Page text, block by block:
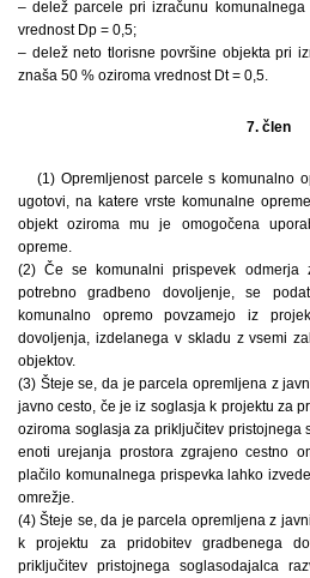
– delež parcele pri izračunu
vrednost Dp = 0,5;
– delež neto tlorisne površine objekta pri
znaša 50 % oziroma vrednost Dt = 0,5.
7. člen
(1) Opremljenost parcele s komunalno
ugotovi, na katere vrste komunalne
objekt oziroma mu je omogočena
opreme.
(2) Če se komunalni prispevek odmerja
potrebno gradbeno dovoljenje, se
komunalno opremo povzamejo iz
dovoljenja, izdelanega v skladu z vsemi
objektov.
(3) Šteje se, da je parcela opremljena z
javno cesto, če je iz soglasja k projektu za
oziroma soglasja za priključitev pristojnega
enoti urejanja prostora zgrajeno cestno
plačilo komunalnega prispevka lahko
omrežje.
(4) Šteje se, da je parcela opremljena z
k projektu za pridobitev gradbenega
priključitev pristojnega soglasodajalca